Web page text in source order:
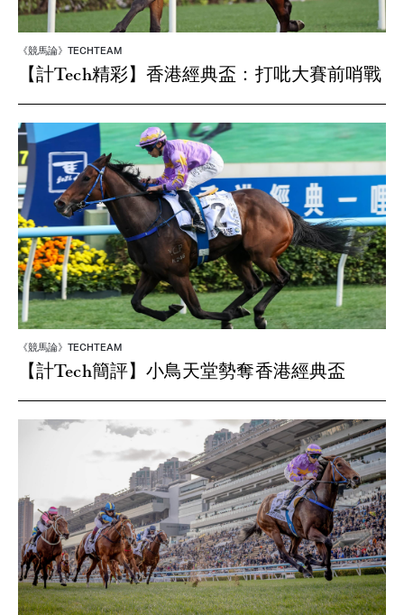
《競馬論》TECHTEAM
【計Tech精彩】香港經典盃：打吡大賽前哨戰
《競馬論》TECHTEAM
【計Tech簡評】小鳥天堂勢奪香港經典盃